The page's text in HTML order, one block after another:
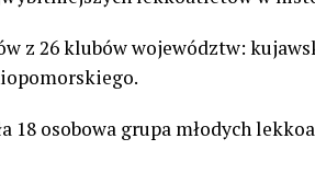
z 26 klubów województw:
18 osobowa grupa młodych